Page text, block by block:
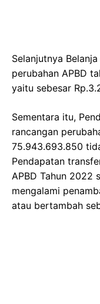
Selanjutnya
perubahan APBD
yaitu sebesar
Sementara itu,
rancangan
75.943.693.850
Pendapatan
APBD Tahun 2022
mengalami
atau bertambah